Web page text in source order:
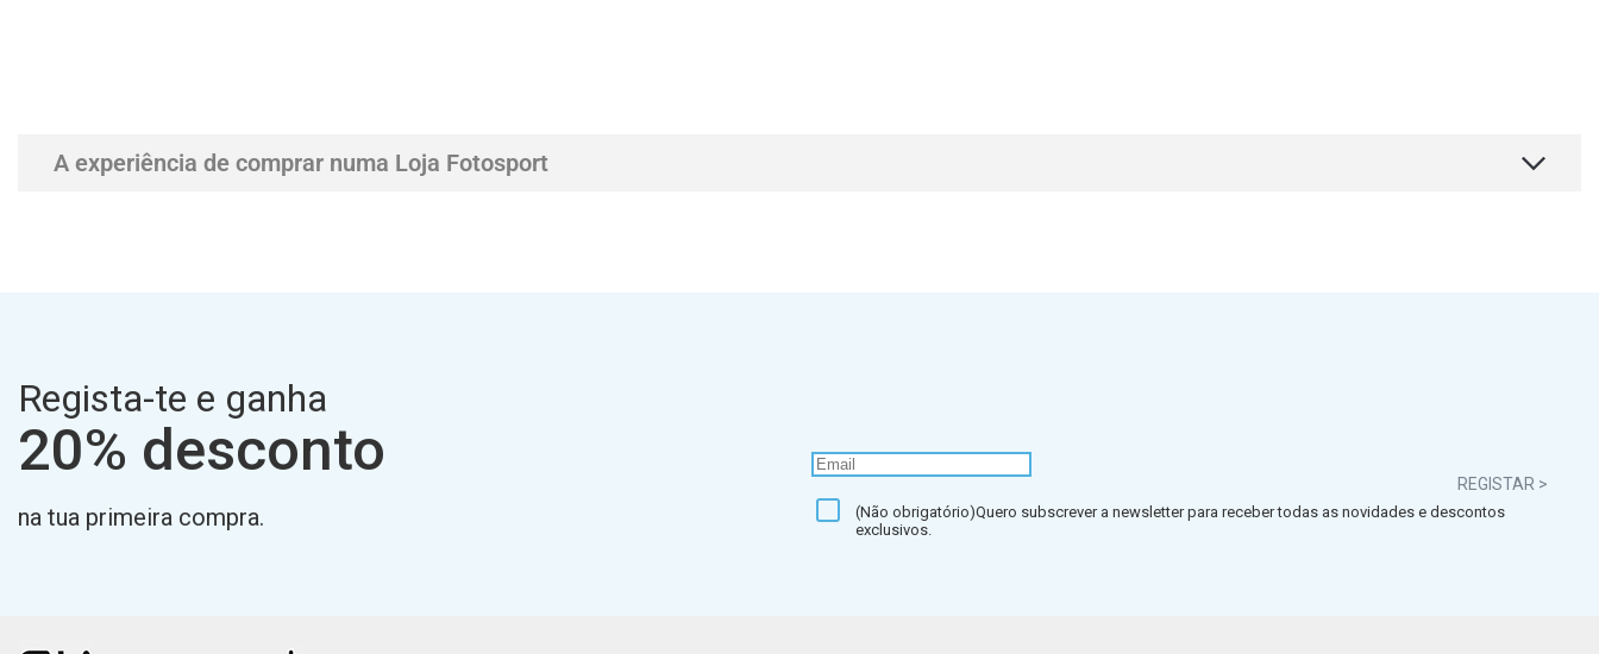
A experiência de comprar numa Loja Fotosport
Regista-te e ganha
20% desconto
na tua primeira compra.
REGISTAR >
(Não obrigatório)Quero subscrever a newsletter para receber todas as novidades e descontos
exclusivos.